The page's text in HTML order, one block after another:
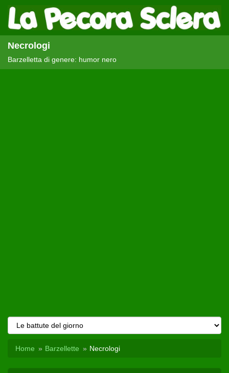
Necrologi
Barzelletta di genere: humor nero
Home Barzellette Necrologi